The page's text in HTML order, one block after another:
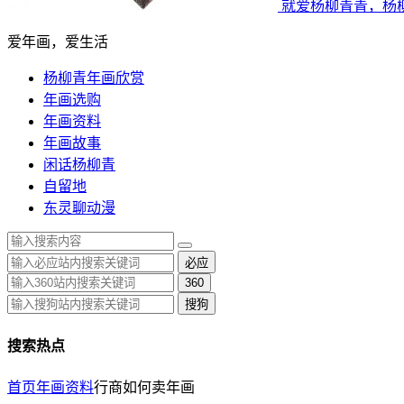
就爱杨柳青青，杨
爱年画，爱生活
杨柳青年画欣赏
年画选购
年画资料
年画故事
闲话杨柳青
自留地
东灵聊动漫
必应
360
搜狗
搜索热点
首页年画资料行商如何卖年画